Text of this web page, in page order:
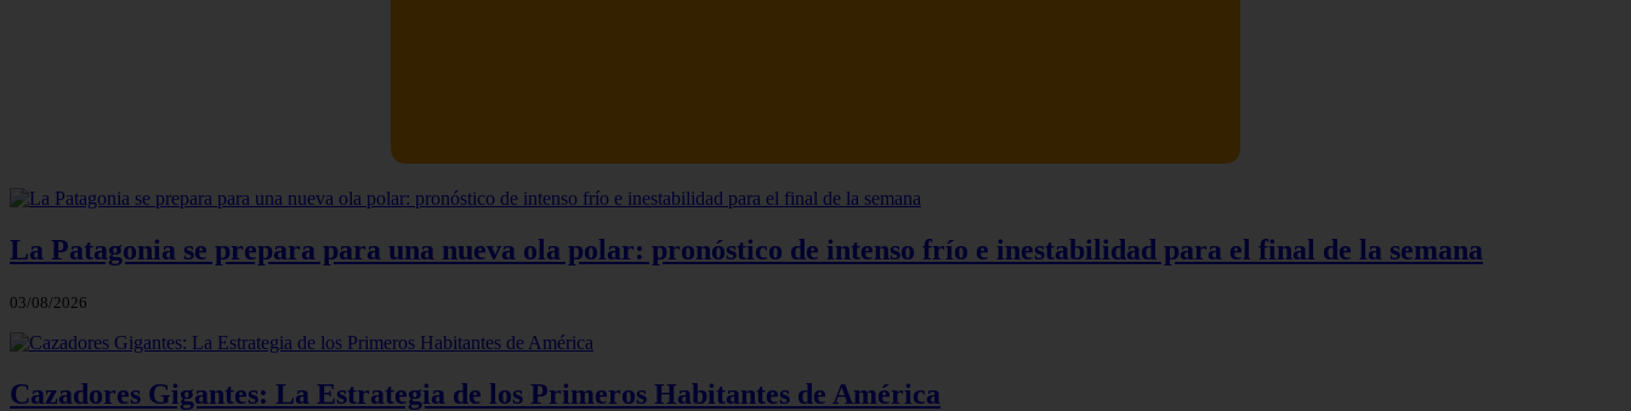
La Patagonia se prepara para una nueva ola polar: pronóstico de intenso frío e inestabilidad para el final de la semana
03/08/2026
Cazadores Gigantes: La Estrategia de los Primeros Habitantes de América